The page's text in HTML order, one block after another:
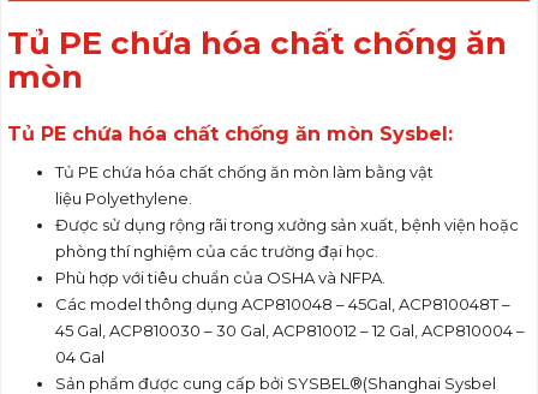
funiLAB® / Tủ PE chứa hóa chất chống ăn mòn
Tủ PE chứa hóa chất chống ăn
mòn
Tủ PE chứa hóa chất chống ăn mòn Sysbel:
Tủ PE chứa hóa chất chống ăn mòn làm bằng vật
liệu Polyethylene.
Được sử dụng rộng rãi trong xưởng sản xuất, bệnh viện hoặc
phòng thí nghiệm của các trường đại học.
Phù hợp với tiêu chuẩn của OSHA và NFPA.
Các model thông dụng ACP810048 – 45Gal, ACP810048T –
45 Gal, ACP810030 – 30 Gal, ACP810012 – 12 Gal, ACP810004 –
04 Gal
Sản phẩm được cung cấp bởi SYSBEL®(Shanghai Sysbel